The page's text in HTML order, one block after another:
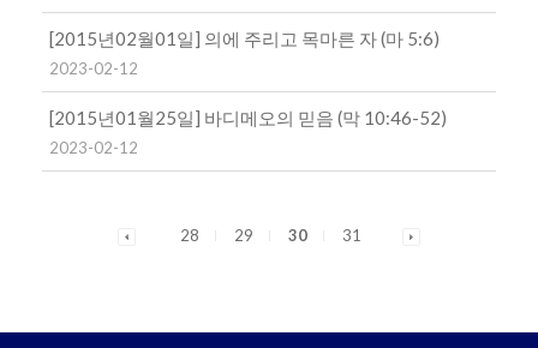
[2015년02월01일] 의에 주리고 목마른 자 (마 5:6)
2023-02-12
[2015년01월25일] 바디메오의 믿음 (막 10:46-52)
2023-02-12
28 29 30 31